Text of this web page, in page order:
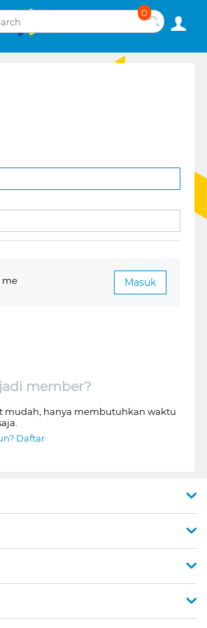
0
Masuk
me
member?
mudah, hanya membutuhkan waktu
Daftar